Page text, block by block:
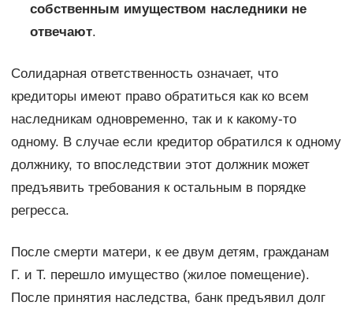
собственным имуществом наследники не
отвечают.
Солидарная ответственность означает, что
кредиторы имеют право обратиться как ко всем
наследникам одновременно, так и к какому-то
одному. В случае если кредитор обратился к одному
должнику, то впоследствии этот должник может
предъявить требования к остальным в порядке
регресса.
После смерти матери, к ее двум детям, гражданам
Г. и Т. перешло имущество (жилое помещение).
После принятия наследства, банк предъявил долг